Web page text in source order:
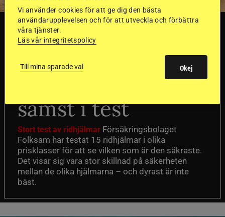
SVERIGE
Dyraste
ridhjälmarna blev
sämst i test
Stort test av ridhjälmar Försäkringsbolaget
Folksam har testat 15 ridhjälmar i olika
prisklasser för att se vilken som är den säkraste.
Det visar sig vara stor skillnad på säkerheten
mellan de olika hjälmarna – och dyrast är inte
bäst.
Vi använder cookies för att ge dig den bästa
användarupplevelsen och för att utveckla och förbättra
våra tjänster.
Läs vår integritetspolicy
Till mina sparade val Okej